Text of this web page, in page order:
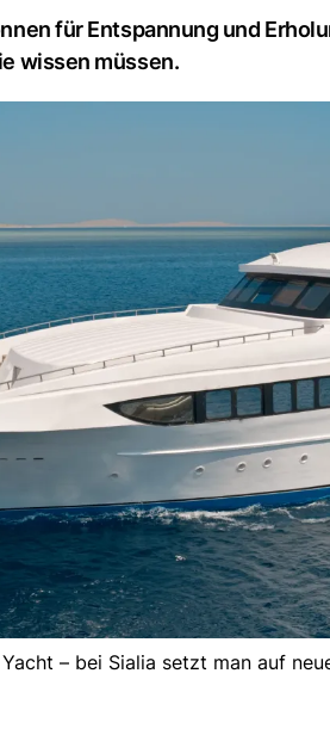
für Entspannung und
wissen müssen.
– bei Sialia setzt man auf